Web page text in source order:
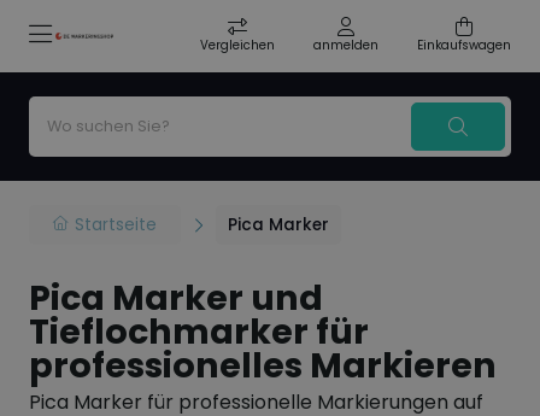
Vergleichen anmelden Einkaufswagen
Startseite Pica Marker
Pica Marker und
Tieflochmarker für
professionelles Markieren
Pica Marker für professionelle Markierungen auf